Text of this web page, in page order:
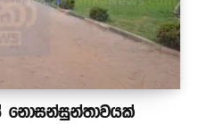
නොසන්සුන්තාවයක්